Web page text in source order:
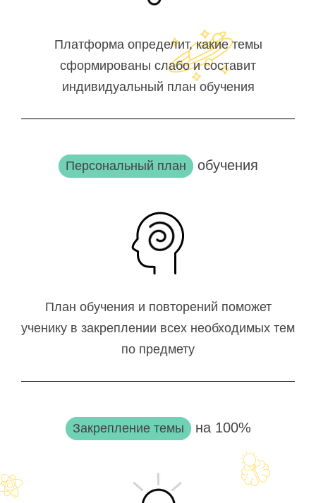
Платформа определит, какие темы
сформированы слабо и составит
индивидуальный план обучения
Персональный план обучения
План обучения и повторений поможет
ученику в закреплении всех необходимых тем
по предмету
Закрепление темы на 100%